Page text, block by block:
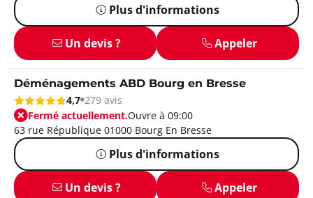
Plus d'informations
Un devis ? Appeler
Déménagements ABD Bourg en Bresse
4,7 279 avis
Fermé actuellement.Ouvre à 09:00
63 rue République 01000 Bourg En Bresse
Plus d'informations
Un devis ? Appeler